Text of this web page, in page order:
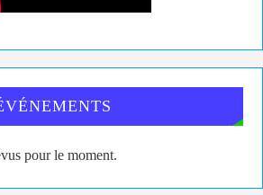
pour le moment.